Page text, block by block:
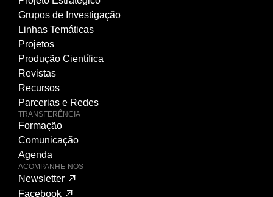
Grupos de Investigação
Linhas Temáticas
Projetos
Produção Científica
Revistas
Recursos
Parcerias e Redes
TRANSFERÊNCIA
Formação
Comunicação
Agenda
ACOMPANHE-NOS
Newsletter
Facebook